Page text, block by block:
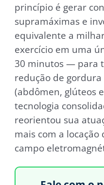
princípio é gerar
supramáximas e
equivalente a
exercício em uma
30 minutos — para
redução de
(abdômen, glúteos
tecnologia
reorientou sua
mais com a locação
campo